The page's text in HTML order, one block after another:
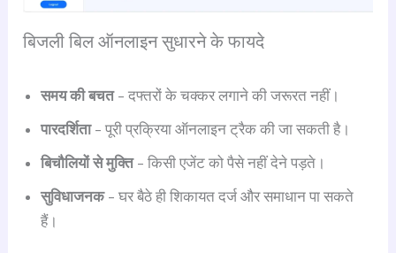
बिजली बिल ऑनलाइन सुधारने के फायदे
समय की बचत– दफ्तरों के चक्कर लगाने की जरूरत नहीं।
पारदर्शिता– पूरी प्रक्रिया ऑनलाइन ट्रैक की जा सकती है।
बिचौलियों से मुक्ति– किसी एजेंट को पैसे नहीं देने पड़ते।
सुविधाजनक– घर बैठे ही शिकायत दर्ज और समाधान पा सकते
हैं।